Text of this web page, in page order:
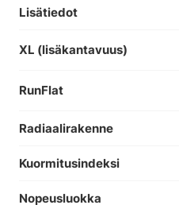
Lisätiedot
XL (lisäkantavuus)
RunFlat
Radiaalirakenne
Kuormitusindeksi
Nopeusluokka